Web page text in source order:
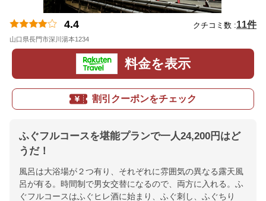
4.4 クチコミ数 :11件
山口県長門市深川湯本1234
料金を表示
割引クーポンをチェック
ふぐフルコースを堪能プランで一人24,200円はど
うだ！
風呂は大浴場が２つ有り、それぞれに雰囲気の異なる露天風
呂が有る。時間制で男女交替になるので、両方に入れる。ふ
ぐフルコースはふぐヒレ酒に始まり、ふぐ刺し、ふぐちり